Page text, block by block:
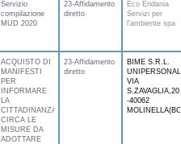
Servizio
compilazione
MUD 2020
23-Affidamento
diretto
Eco Eridania
Servizi per
l'ambiente spa
ACQUISTO DI
MANIFESTI
PER
INFORMARE
LA
CITTADINANZA
CIRCA LE
MISURE DA
ADOTTARE
23-Affidamento
diretto
BIME S.R.L.
VIA
S.ZAVAGLIA,20
-40062